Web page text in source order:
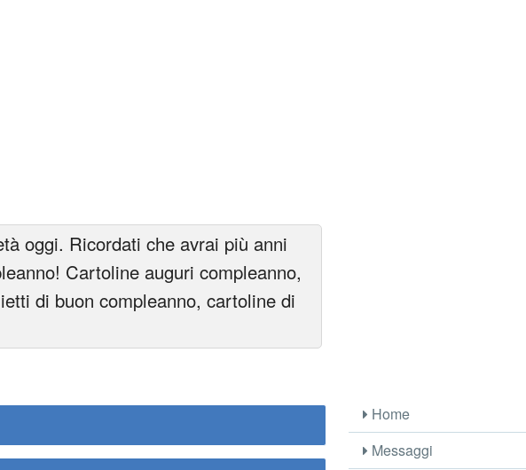
oggi. Ricordati che avrai più anni
Cartoline auguri compleanno,
di buon compleanno, cartoline di
Home
Messaggi